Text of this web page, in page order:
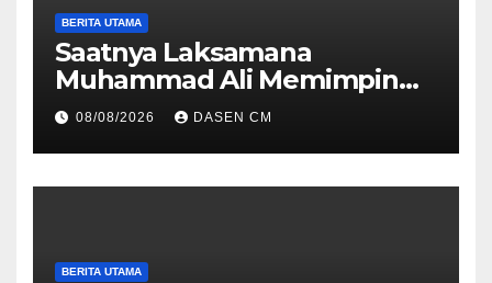
BERITA UTAMA
Saatnya Laksamana
Muhammad Ali Memimpin
TNI: Menjaga Keseimbangan
Politik dan Soliditas
Antarmatra
08/08/2026 DASEN CM
BERITA UTAMA